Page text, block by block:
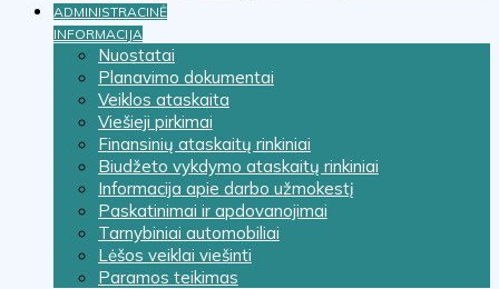
ADMINISTRACINĖ
INFORMACIJA
Nuostatai
Planavimo dokumentai
Veiklos ataskaita
Viešieji pirkimai
Finansinių ataskaitų rinkiniai
Biudžeto vykdymo ataskaitų rinkiniai
Informacija apie darbo užmokestį
Paskatinimai ir apdovanojimai
Tarnybiniai automobiliai
Lėšos veiklai viešinti
Paramos teikimas